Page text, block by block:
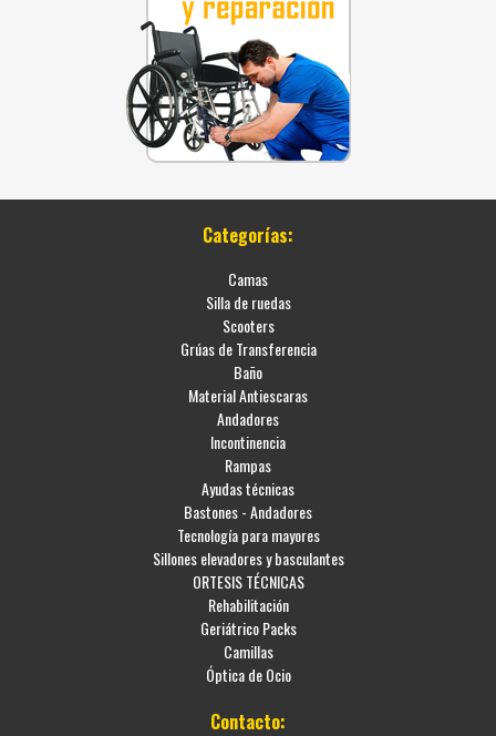
Categorías:
Camas
Silla de ruedas
Scooters
Grúas de Transferencia
Baño
Material Antiescaras
Andadores
Incontinencia
Rampas
Ayudas técnicas
Bastones - Andadores
Tecnología para mayores
Sillones elevadores y basculantes
ORTESIS TÉCNICAS
Rehabilitación
Geriátrico Packs
Camillas
Óptica de Ocio
Contacto: